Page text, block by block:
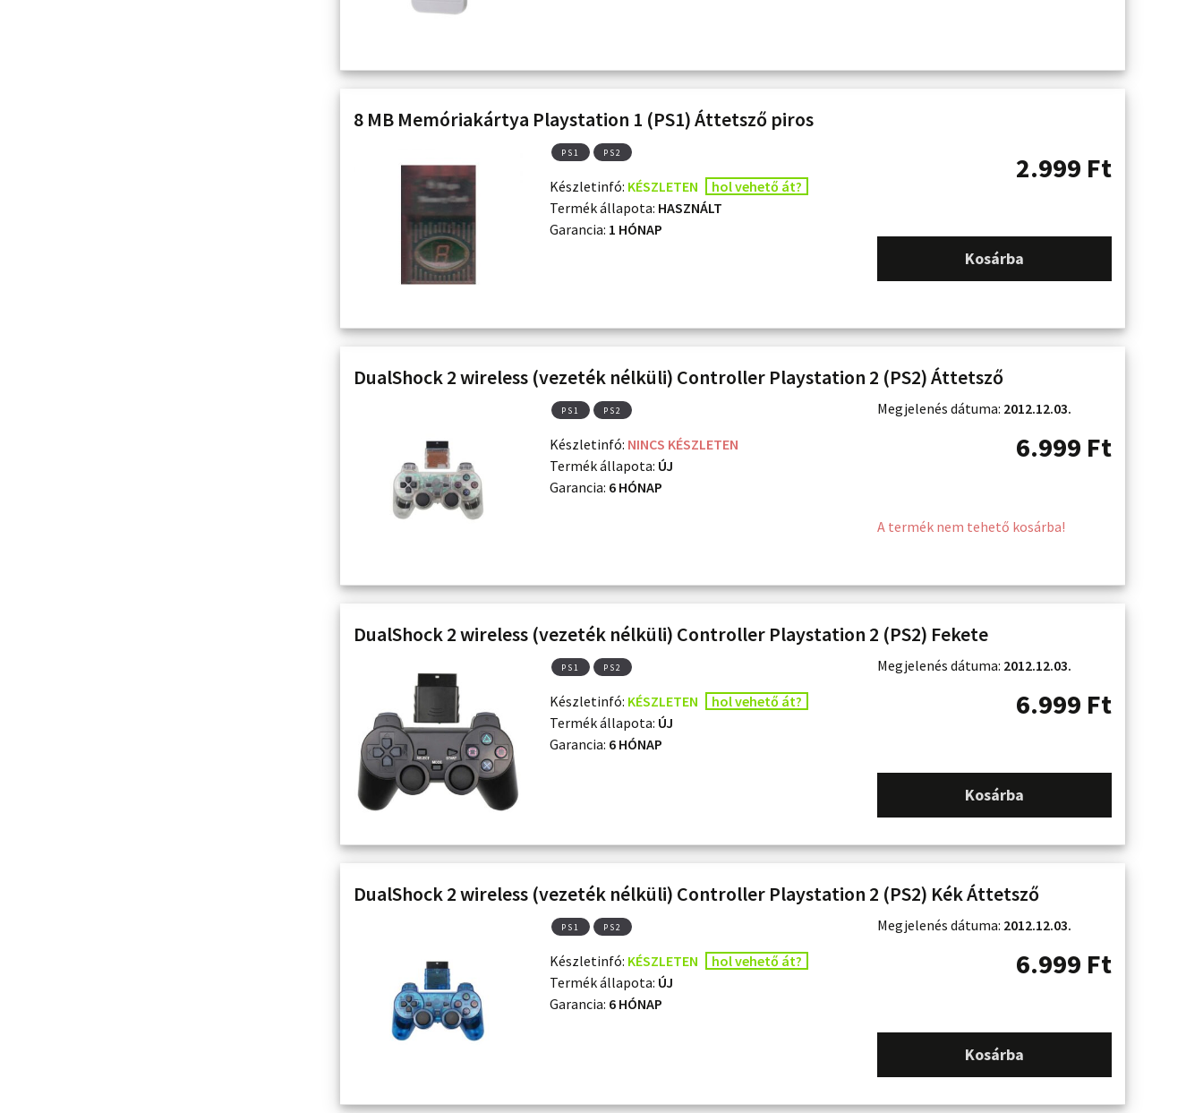
8 MB Memóriakártya Playstation 1 (PS1) Áttetsző piros
PS1 PS2
Készletinfó: KÉSZLETEN
hol vehető át?
Termék állapota: HASZNÁLT
Garancia: 1 HÓNAP
2.999 Ft
Kosárba
DualShock 2 wireless (vezeték nélküli) Controller Playstation 2 (PS2) Áttetsző
PS1 PS2
Készletinfó: NINCS KÉSZLETEN
Termék állapota: ÚJ
Garancia: 6 HÓNAP
Megjelenés dátuma: 2012.12.03.
6.999 Ft
A termék nem tehető kosárba!
DualShock 2 wireless (vezeték nélküli) Controller Playstation 2 (PS2) Fekete
PS1 PS2
Készletinfó: KÉSZLETEN
hol vehető át?
Termék állapota: ÚJ
Garancia: 6 HÓNAP
Megjelenés dátuma: 2012.12.03.
6.999 Ft
Kosárba
DualShock 2 wireless (vezeték nélküli) Controller Playstation 2 (PS2) Kék Áttetsző
PS1 PS2
Készletinfó: KÉSZLETEN
hol vehető át?
Termék állapota: ÚJ
Garancia: 6 HÓNAP
Megjelenés dátuma: 2012.12.03.
6.999 Ft
Kosárba